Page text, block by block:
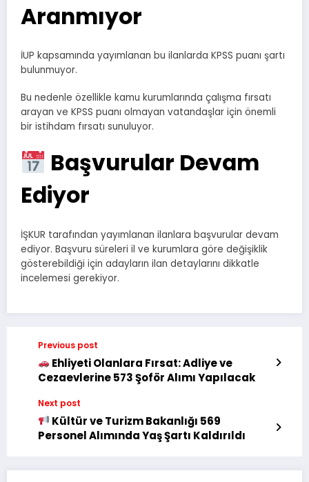
Aranmıyor
İUP kapsamında yayımlanan bu ilanlarda KPSS puanı şartı
bulunmuyor.
Bu nedenle özellikle kamu kurumlarında çalışma fırsatı
arayan ve KPSS puanı olmayan vatandaşlar için önemli
bir istihdam fırsatı sunuluyor.
Başvurular Devam
Ediyor
İŞKUR tarafından yayımlanan ilanlara başvurular devam
ediyor. Başvuru süreleri il ve kurumlara göre değişiklik
gösterebildiği için adayların ilan detaylarını dikkatle
incelemesi gerekiyor.
Previous post
Ehliyeti Olanlara Fırsat: Adliye ve
Cezaevlerine 573 Şoför Alımı Yapılacak
Next post
Kültür ve Turizm Bakanlığı 569
Personel Alımında Yaş Şartı Kaldırıldı